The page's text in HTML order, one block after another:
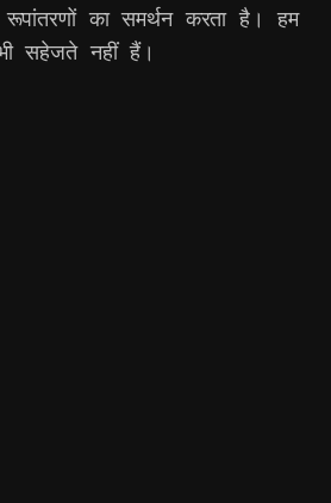
का समर्थन करता है। हम
सहेजते नहीं हैं।